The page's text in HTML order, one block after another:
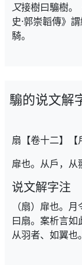
又接樹曰騸樹。
史·郭崇韜傳》
騎。
騸的说文解
扇【卷十二】【
扉也。从戶，从
说文解字注
（扇）扉也。
曰扇。案析言如
从羽者、如翼也